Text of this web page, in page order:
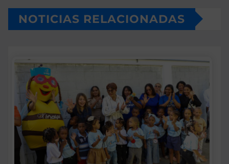
NOTICIAS RELACIONADAS